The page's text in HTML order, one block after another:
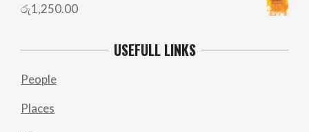
රු1,250.00
USEFULL LINKS
People
Places